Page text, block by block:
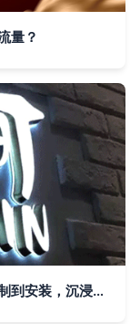
量？
东莞南城迷你发光字广告制作指南 从定制到安装，沉浸式解析 | 启成广告在线咨询